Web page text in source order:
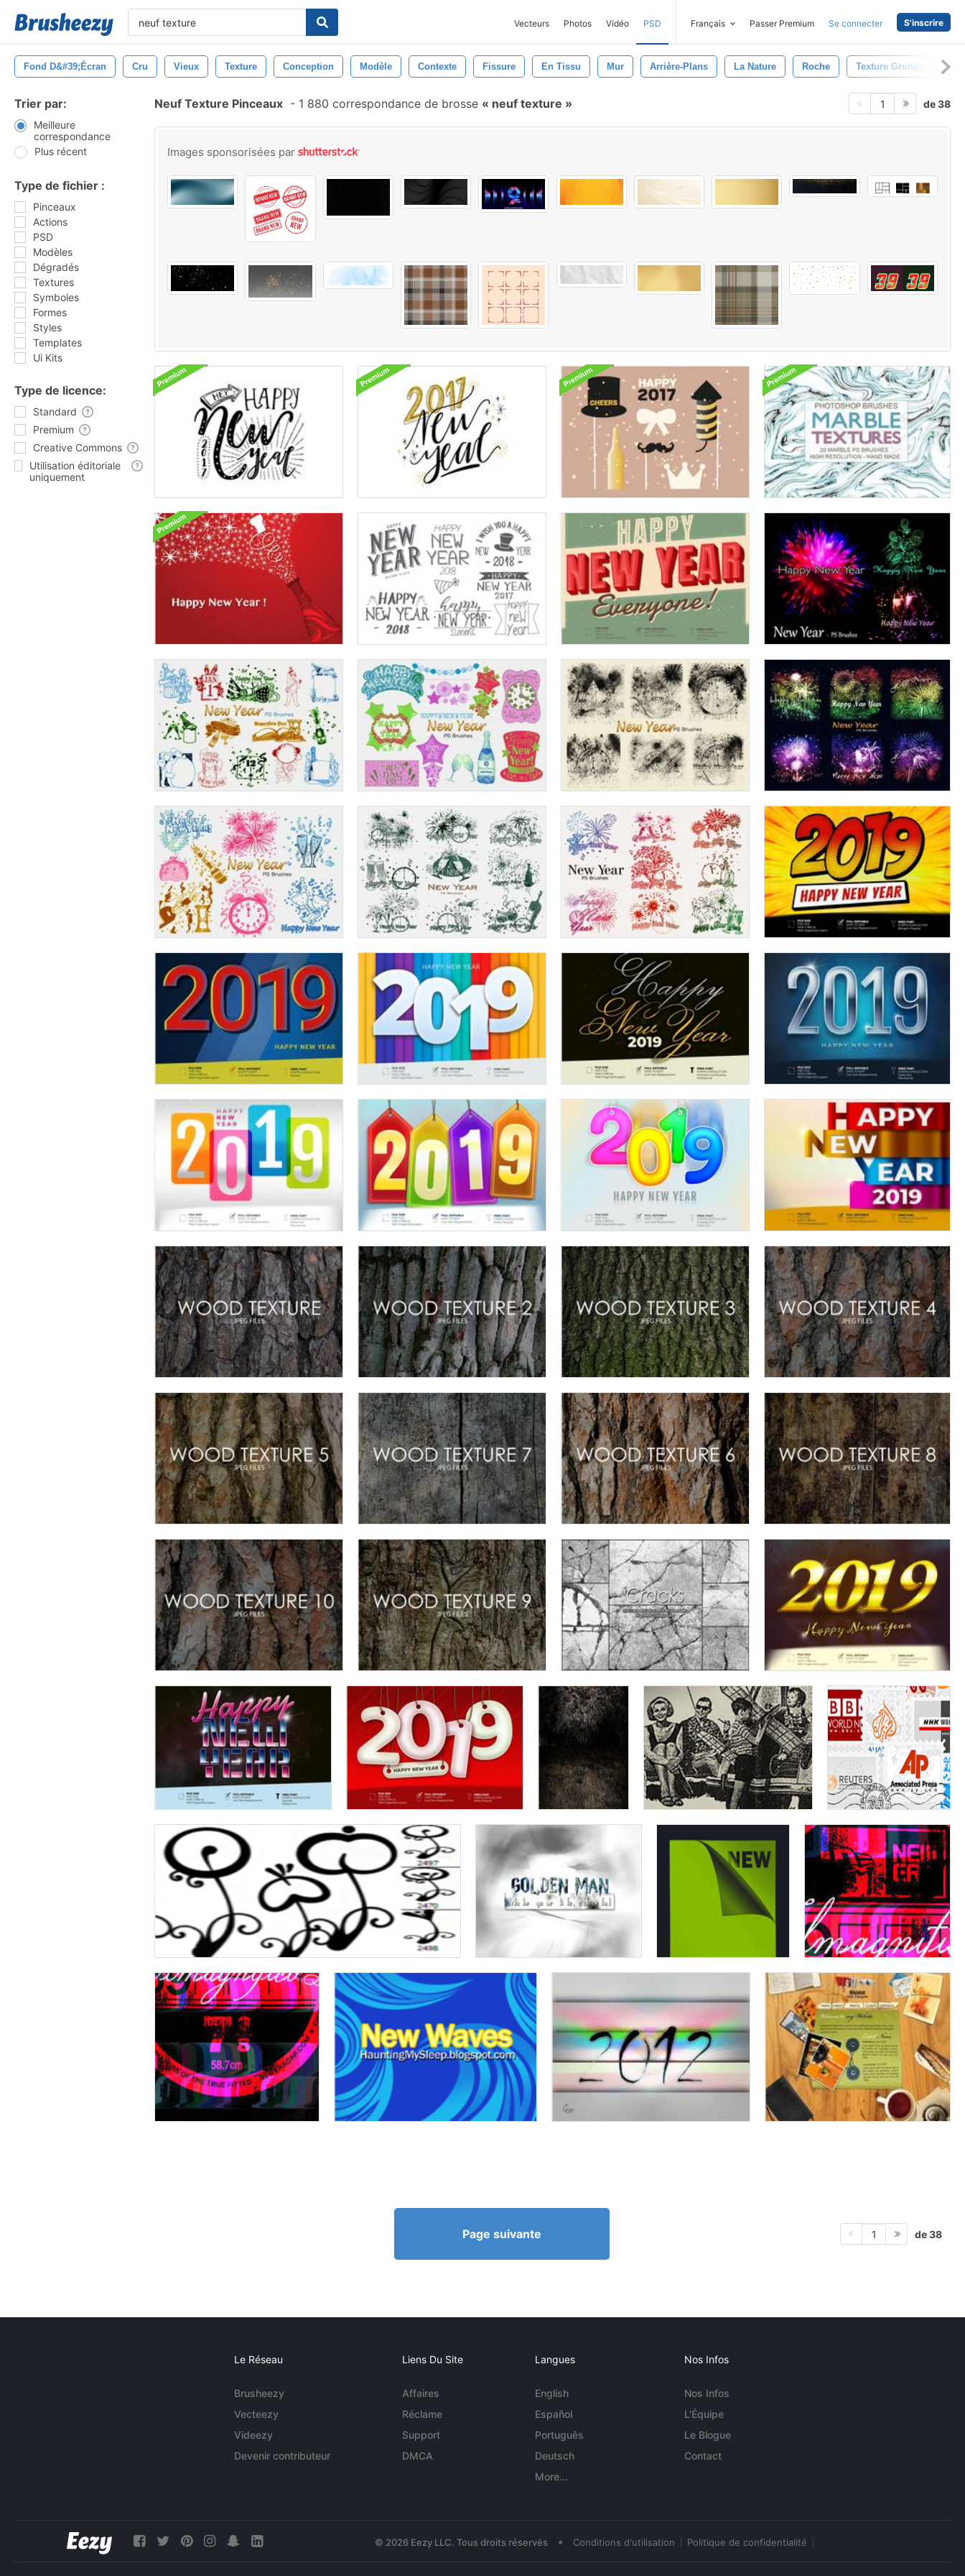
Vecteurs Photos Vidéo PSD Français Passer Premium Se connecter S'inscrire
Fond D&#39;écran Cru Vieux Texture Conception Modèle Contexte Fissure En Tissu Mur Arrière-Plans La Nature Roche Texture Grungy
Trier par:
Meilleure
correspondance
Plus récent
Type de fichier :
Pinceaux
Actions
PSD
Modèles
Dégradés
Textures
Symboles
Formes
Styles
Templates
Ui Kits
Type de licence:
Standard
Premium
Creative Commons
Utilisation éditoriale
uniquement
Neuf Texture Pinceaux - 1 880 correspondance de brosse neuf texture 1 de 38
Images sponsorisées par
Page suivante 1 de 38
Le Réseau
Brusheezy
Vecteezy
Videezy
Devenir contributeur
Liens Du Site
Affaires
Réclame
Support
DMCA
Langues
English
Español
Português
Deutsch
More...
Nos Infos
Nos Infos
L'Équipe
Le Blogue
Contact
© 2026 Eezy LLC. Tous droits réservés • Conditions d'utilisation Politique de confidentialité